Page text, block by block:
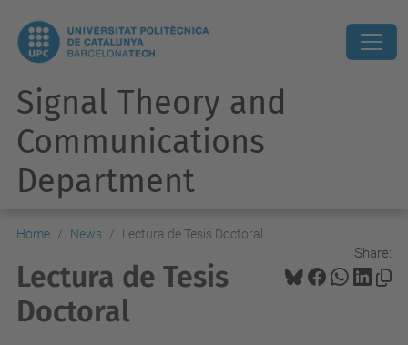
Signal Theory and
Communications
Department
Home News Lectura de Tesis Doctoral
Share:
Lectura de Tesis
Doctoral